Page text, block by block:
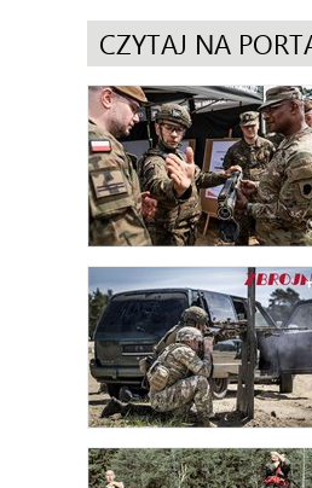
CZYTAJ NA